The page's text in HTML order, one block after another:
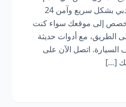
خدمة فتح سيارات في دبي بشكل سريع وآمن 24
إلى موقعك سواء كنت
الطريق، مع أدوات حديثة
اتصل الآن على